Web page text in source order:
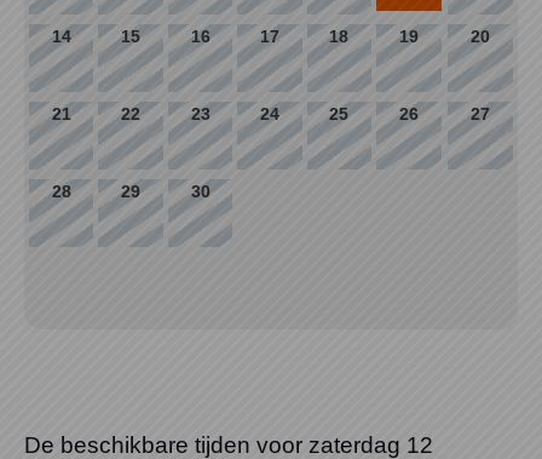
14 15 16 17 18 19 20
21 22 23 24 25 26 27
28 29 30
De beschikbare tijden voor zaterdag 12